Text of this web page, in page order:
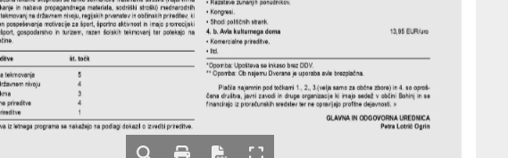
in nabava propagandnega materiala, sodniški stroški) mednarodnih
na državnem nivoju, regijskih prvenstev in občinskih prireditev, ki
pospeševanja motivacije za šport, športno aktivnost in imajo promocijski
gospodarstvo in turizem, razen šolskih tekmovanj ter potekajo na
št. točk
tekmovanja 5
nivoju 4
3
prireditve 4
1
iz letnega programa se nakažejo na podlagi dokazil o izvedbi prireditve.
• Razstave zunanjih ponudnikov.
• Kongresi.
• Shodi političnih strank.
4. b. Avla kulturnega doma
13,95 EUR/uro
• Komercialne prireditve.
• Itd.
*Opomba: Upošteva se inkaso brez DDV.
** Opomba: Ob najemu Dvorane je uporaba avle brezplačna.
Plačila najemnin pod točkami 1., 2., 3.(velja samo za občne zbore) in 4. so oproš-
čena društva, javni zavodi in druge organizacije ki imajo sedež v občini Bohinj in se
financirajo iz proračunskih sredstev ter ne opravljajo profitne dejavnosti. »
GLAVNA IN ODGOVORNA UREDNICA
Petra Lotrič Ogrin